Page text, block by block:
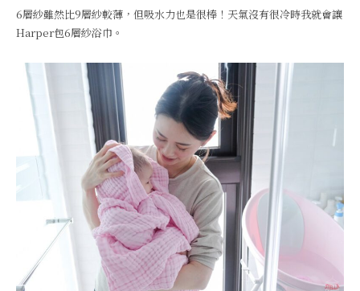
6層紗雖然比9層紗較薄，但吸水力也是很棒！天氣沒有很冷時我就會讓
Harper包6層紗浴巾。